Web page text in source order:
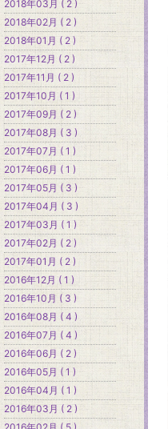
2018年03月 ( 2 )
2018年02月 ( 2 )
2018年01月 ( 2 )
2017年12月 ( 2 )
2017年11月 ( 2 )
2017年10月 ( 1 )
2017年09月 ( 2 )
2017年08月 ( 3 )
2017年07月 ( 1 )
2017年06月 ( 1 )
2017年05月 ( 3 )
2017年04月 ( 3 )
2017年03月 ( 1 )
2017年02月 ( 2 )
2017年01月 ( 2 )
2016年12月 ( 1 )
2016年10月 ( 3 )
2016年08月 ( 4 )
2016年07月 ( 4 )
2016年06月 ( 2 )
2016年05月 ( 1 )
2016年04月 ( 1 )
2016年03月 ( 2 )